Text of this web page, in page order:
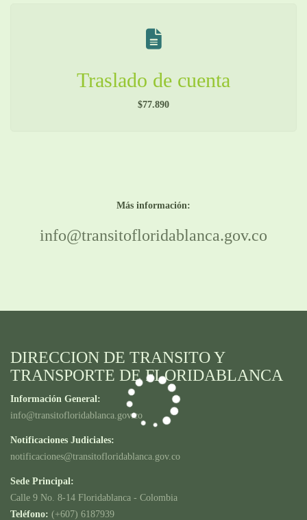
Traslado de cuenta
$77.890
Más información:
info@transitofloridablanca.gov.co
DIRECCION DE TRANSITO Y
TRANSPORTE DE FLORIDABLANCA
Información General:
info@transitofloridablanca.gov.co
Notificaciones Judiciales:
notificaciones@transitofloridablanca.gov.co
Sede Principal:
Calle 9 No. 8-14 Floridablanca - Colombia
Teléfono: (+607) 6187939